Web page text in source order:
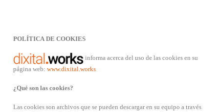
POLÍTICA DE COOKIES
informa acerca del uso de las cookies en su
página web: www.dixital.works
¿Qué son las cookies?
Las cookies son archivos que se pueden descargar en su equipo a través